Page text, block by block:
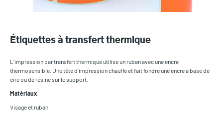
Étiquettes à transfert thermique
L'impression par transfert thermique utilise un ruban avec une encre
thermosensible. Une tête d'impression chauffe et fait fondre une encre à base de
cire ou de résine sur le support.
Matériaux
Visage et ruban